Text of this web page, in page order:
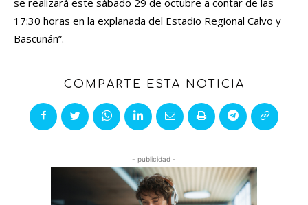
se realizará este sábado 29 de octubre a contar de las
17:30 horas en la explanada del Estadio Regional Calvo y
Bascuñán”.
COMPARTE ESTA NOTICIA
- publicidad -